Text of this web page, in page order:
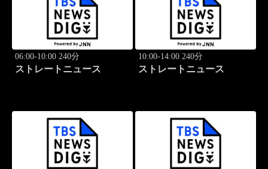
06:00-10:00 240分
ストレートニュース
10:00-14:00 240分
ストレートニュース